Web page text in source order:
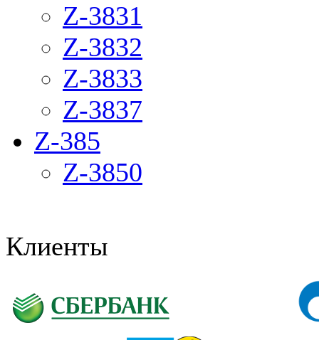
Z-3831
Z-3832
Z-3833
Z-3837
Z-385
Z-3850
Клиенты